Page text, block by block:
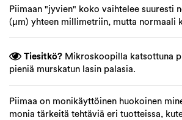
Piimaan "jyvien" koko vaihtelee suuresti
(µm) yhteen millimetriin, mutta normaali
Tiesitkö? Mikroskoopilla katsottuna
pieniä murskatun lasin palasia.
Piimaa on monikäyttöinen huokoinen
monia tärkeitä tehtäviä eri tuotteissa,